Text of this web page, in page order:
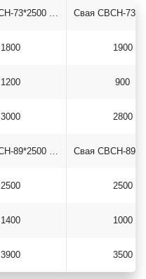
1800
1200
3000
1900
900
2800
2500
1400
3900
2500
1000
3500